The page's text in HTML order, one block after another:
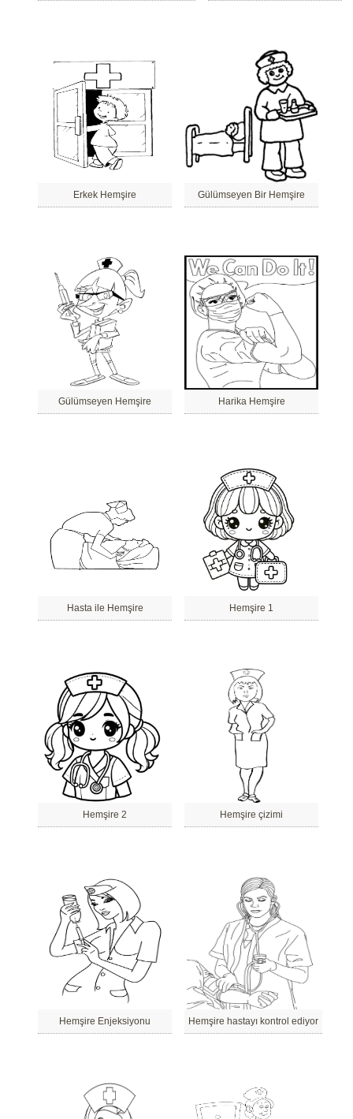
Erkek Hemşire Gülümseyen Bir Hemşire
Gülümseyen Hemşire Harika Hemşire
Hasta ile Hemşire Hemşire 1
Hemşire 2 Hemşire çizimi
Hemşire Enjeksiyonu Hemşire hastayı kontrol ediyor